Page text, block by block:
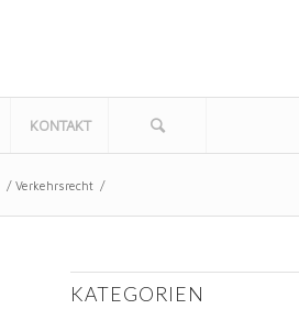
KONTAKT
/ Verkehrsrecht /
KATEGORIEN